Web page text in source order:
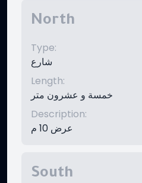
North
Type:
شارع
Length:
خمسة و عشرون متر
Description:
عرض 10 م
South